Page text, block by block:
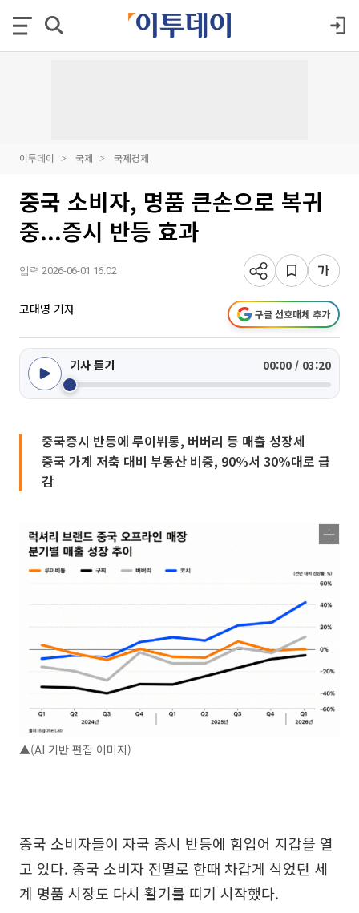
이투데이 국제 국제경제
중국 소비자, 명품 큰손으로 복귀
중...증시 반등 효과
입력 2026-06-01 16:02
고대영 기자 구글 선호매체 추가
기사 듣기 00:00 / 03:20
중국증시 반등에 루이뷔통, 버버리 등 매출 성장세
중국 가계 저축 대비 부동산 비중, 90%서 30%대로 급
감
▲(AI 기반 편집 이미지)
중국 소비자들이 자국 증시 반등에 힘입어 지갑을 열
고 있다. 중국 소비자 전멸로 한때 차갑게 식었던 세
계 명품 시장도 다시 활기를 띠기 시작했다.